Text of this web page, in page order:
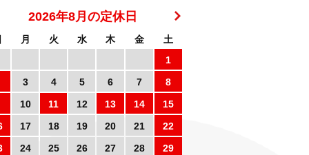
2026年8月の定休日
月 火 水 木 金
土
1
3
4 5 6 7
8
10
11 12 13 14
15
17 18 19 20 21
22
24 25 26 27 28
29